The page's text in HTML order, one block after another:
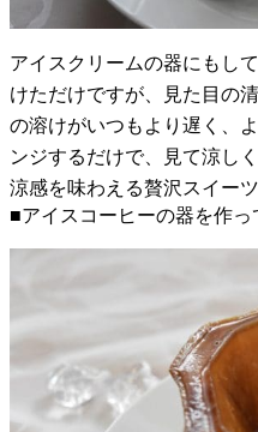
アイスクリームの器にもし
けただけですが、見た目の
の溶けがいつもより遅く、
ンジするだけで、見て涼し
涼感を味わえる贅沢スイーツ
■アイスコーヒーの器を作っ